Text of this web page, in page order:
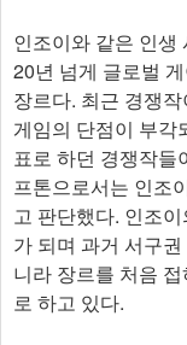
인조이와 같은 인생
20년 넘게 글로벌
장르다. 최근 경쟁
게임의 단점이 부각
표로 하던 경쟁작들
프톤으로서는 인조
고 판단했다. 인조
가 되며 과거 서구
니라 장르를 처음
로 하고 있다.